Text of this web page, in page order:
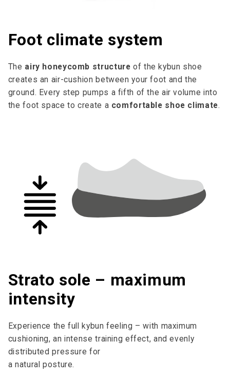
Foot climate system
The airy honeycomb structure of the kybun shoe
creates an air-cushion between your foot and the
ground. Every step pumps a fifth of the air volume into
the foot space to cre­ate a comfortable shoe climate.
Strato sole – maximum
intensity
Experience the full kybun feeling – with maximum
cushioning, an intense training effect, and evenly
distributed pressure for
a natural posture.